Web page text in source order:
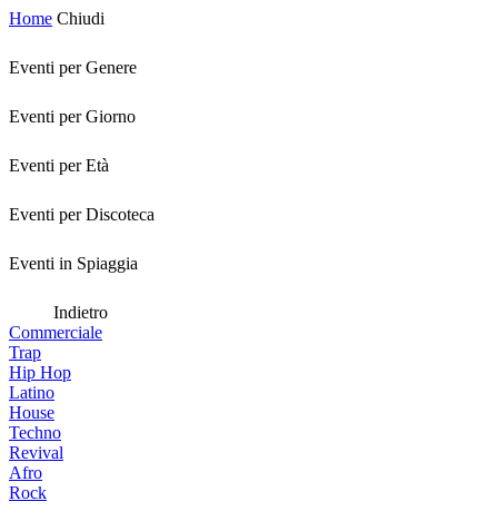
Home Chiudi
Eventi per Genere
Eventi per Giorno
Eventi per Età
Eventi per Discoteca
Eventi in Spiaggia
Indietro
Commerciale
Trap
Hip Hop
Latino
House
Techno
Revival
Afro
Rock